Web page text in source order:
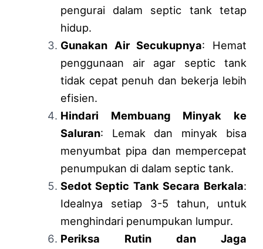
pengurai dalam septic tank tetap
hidup.
Gunakan Air Secukupnya: Hemat
penggunaan air agar septic tank
tidak cepat penuh dan bekerja lebih
efisien.
Hindari Membuang Minyak ke
Saluran: Lemak dan minyak bisa
menyumbat pipa dan mempercepat
penumpukan di dalam septic tank.
Sedot Septic Tank Secara Berkala:
Idealnya setiap 3-5 tahun, untuk
menghindari penumpukan lumpur.
Periksa Rutin dan Jaga